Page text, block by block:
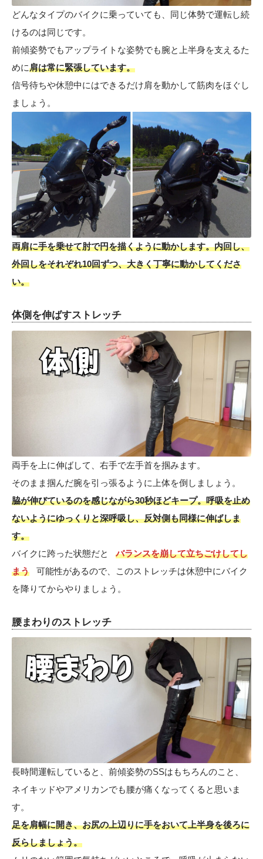
どんなタイプのバイクに乗っていても、同じ体勢で運転し続
けるのは同じです。
前傾姿勢でもアップライトな姿勢でも腕と上半身を支えるた
めに肩は常に緊張しています。
信号待ちや休憩中にはできるだけ肩を動かして筋肉をほぐし
ましょう。
両肩に手を乗せて肘で円を描くように動かします。内回し、
外回しをそれぞれ10回ずつ、大きく丁寧に動かしてくださ
い。
体側を伸ばすストレッチ
両手を上に伸ばして、右手で左手首を掴みます。
そのまま掴んだ腕を引っ張るように上体を倒しましょう。
脇が伸びているのを感じながら30秒ほどキープ。呼吸を止め
ないようにゆっくりと深呼吸し、反対側も同様に伸ばしま
す。
バイクに跨った状態だと
バランスを崩して立ちごけしてし
まう
可能性があるので、このストレッチは休憩中にバイク
を降りてからやりましょう。
腰まわりのストレッチ
長時間運転していると、前傾姿勢のSSはもちろんのこと、
ネイキッドやアメリカンでも腰が痛くなってくると思いま
す。
足を肩幅に開き、お尻の上辺りに手をおいて上半身を後ろに
反らしましょう。